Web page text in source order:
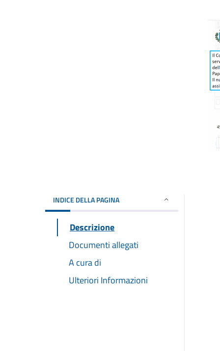
INDICE DELLA PAGINA
Descrizione
Documenti allegati
A cura di
Ulteriori Informazioni